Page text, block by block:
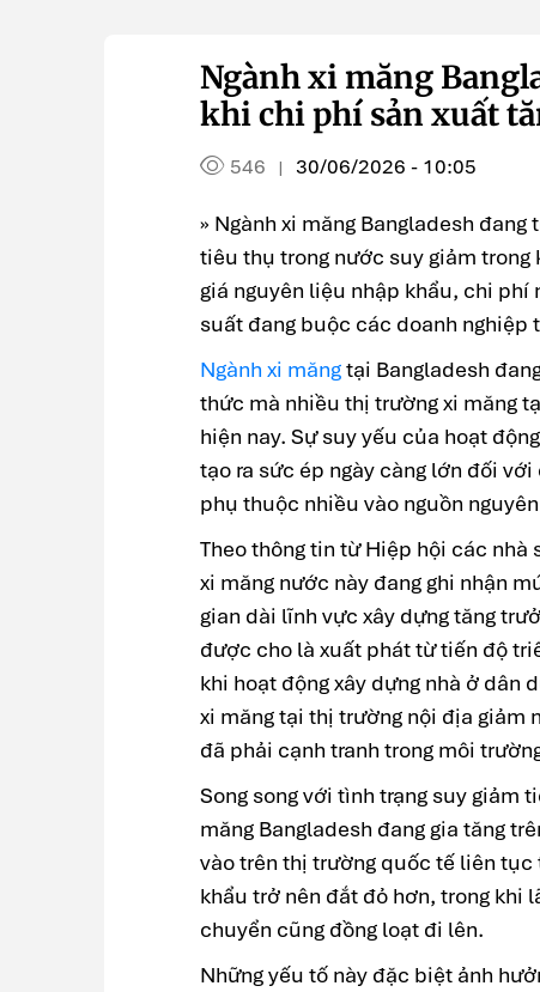
Ngành xi măng
khi chi phí sản xuất
546 | 30/06/2026 - 10:05
» Ngành xi măng Bangladesh
tiêu thụ trong nước suy giảm
giá nguyên liệu nhập khẩu, chi
suất đang buộc các doanh nghiệp
Ngành xi măngtại Bangladesh
thức mà nhiều thị trường xi măng
hiện nay. Sự suy yếu của hoạt
tạo ra sức ép ngày càng lớn đối
phụ thuộc nhiều vào nguồn
Theo thông tin từ Hiệp hội các nhà
xi măng nước này đang ghi nhận
gian dài lĩnh vực xây dựng tăng
được cho là xuất phát từ tiến độ
khi hoạt động xây dựng nhà ở dân
xi măng tại thị trường nội địa giảm
đã phải cạnh tranh trong môi
Song song với tình trạng suy giảm
măng Bangladesh đang gia tăng
vào trên thị trường quốc tế liên tục
khẩu trở nên đắt đỏ hơn, trong khi
chuyển cũng đồng loạt đi lên.
Những yếu tố này đặc biệt ảnh